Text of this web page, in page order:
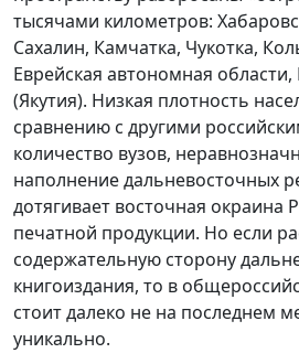
тысячами километров:
Сахалин, Камчатка, Чукотка,
Еврейская автономная области,
(Якутия). Низкая плотность
сравнению с другими
количество вузов,
наполнение дальневосточных
дотягивает восточная окраина
печатной продукции. Но если
содержательную сторону
книгоиздания, то в
стоит далеко не на последнем
уникально.